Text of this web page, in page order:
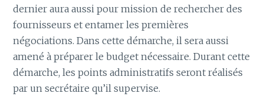
dernier aura aussi pour mission de rechercher des
fournisseurs et entamer les premières
négociations. Dans cette démarche, il sera aussi
amené à préparer le budget nécessaire. Durant cette
démarche, les points administratifs seront réalisés
par un secrétaire qu’il supervise.